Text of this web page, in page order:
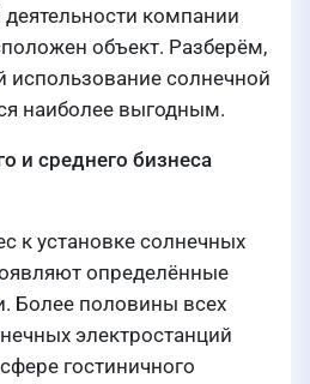
компании
объект. Разберём,
использование солнечной
наиболее выгодным.
и среднего бизнеса
к установке солнечных
определённые
Более половины всех
электростанций
гостиничного